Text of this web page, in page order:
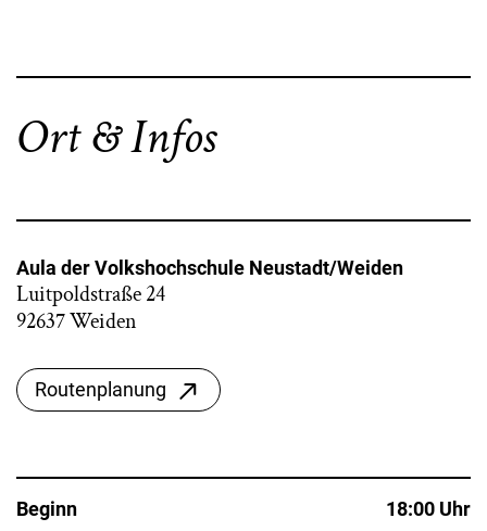
Ort & Infos
Aula der Volkshochschule Neustadt/Weiden
Luitpoldstraße 24
92637 Weiden
Routenplanung
Beginn 18:00 Uhr